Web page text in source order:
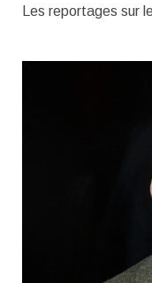
Les reportages sur